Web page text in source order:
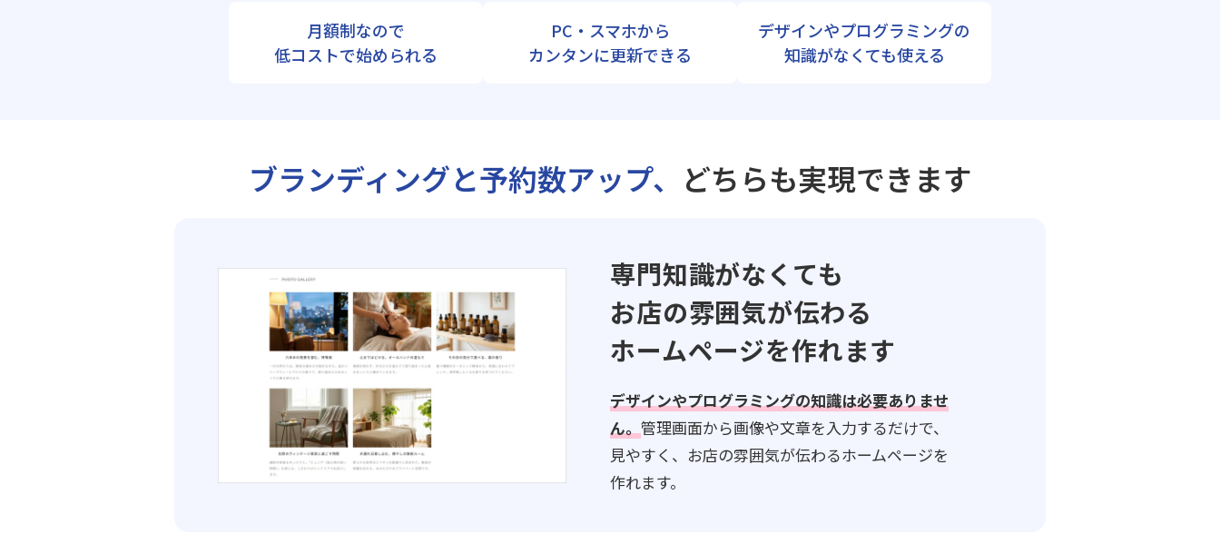
月額制なので
低コストで始められる
PC・スマホから
カンタンに更新できる
デザインやプログラミングの
知識がなくても使える
ブランディングと予約数アップ、 どちらも実現できます
専門知識がなくても
お店の雰囲気が伝わる
ホームページを作れます
デザインやプログラミングの知識は必要ありませ
ん。管理画面から画像や文章を入力するだけで、
見やすく、お店の雰囲気が伝わるホームページを
作れます。